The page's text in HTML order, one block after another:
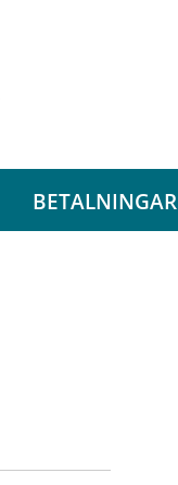
BETALNINGAR